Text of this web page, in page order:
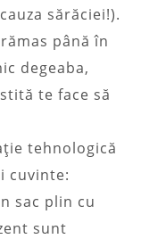
sărăciei!).
până în
degeaba,
te face să
tehnologică
cuvinte:
sac plin cu
sunt